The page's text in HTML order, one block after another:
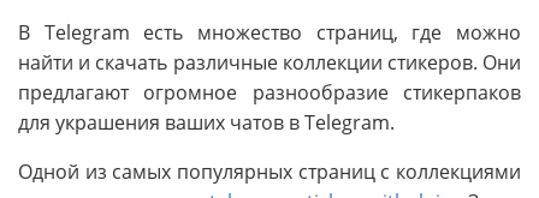
В Telegram есть множество страниц, где можно
найти и скачать различные коллекции стикеров. Они
предлагают огромное разнообразие стикерпаков
для украшения ваших чатов в Telegram.
Одной из самых популярных страниц с коллекциями